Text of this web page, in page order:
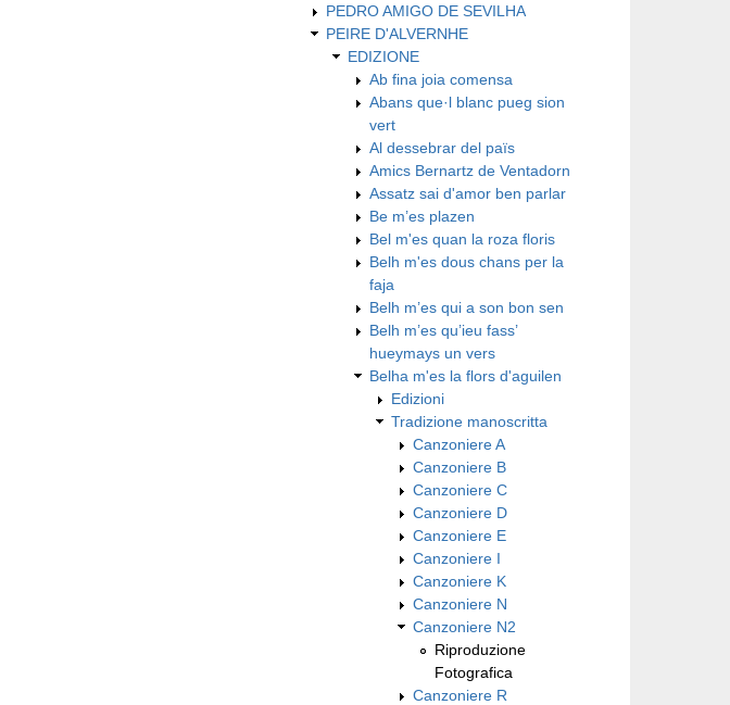
PEDRO AMIGO DE SEVILHA
PEIRE D'ALVERNHE
EDIZIONE
Ab fina joia comensa
Abans que·l blanc pueg sion
vert
Al dessebrar del païs
Amics Bernartz de Ventadorn
Assatz sai d'amor ben parlar
Be m’es plazen
Bel m'es quan la roza floris
Belh m'es dous chans per la
faja
Belh m’es qui a son bon sen
Belh m’es qu’ieu fass’
hueymays un vers
Belha m'es la flors d'aguilen
Edizioni
Tradizione manoscritta
Canzoniere A
Canzoniere B
Canzoniere C
Canzoniere D
Canzoniere E
Canzoniere I
Canzoniere K
Canzoniere N
Canzoniere N2
Riproduzione
Fotografica
Canzoniere R